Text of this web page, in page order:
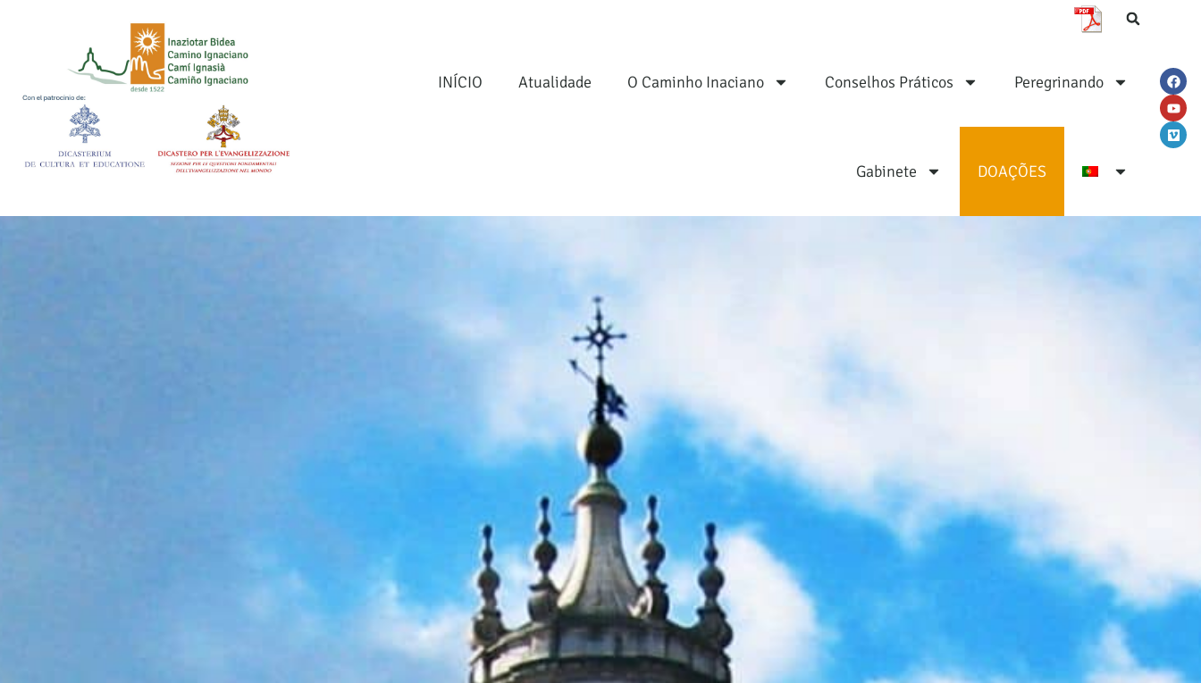
INÍCIO Atualidade O Caminho Inaciano Conselhos Práticos Peregrinando
Gabinete DOAÇÕES